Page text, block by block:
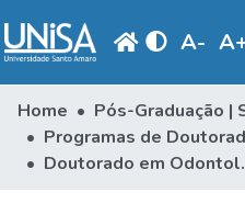
A- A
Communities & Collections
Browse
Home
Programas de